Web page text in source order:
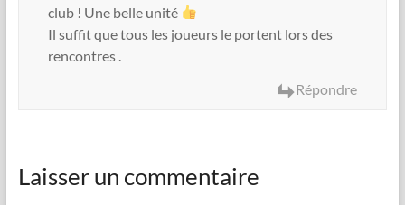
club ! Une belle unité
Il suffit que tous les joueurs le portent lors des
rencontres .
Répondre
Laisser un commentaire